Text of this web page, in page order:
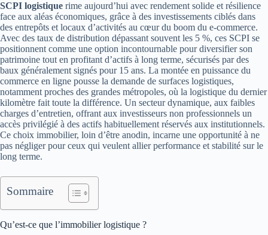
SCPI logistique rime aujourd’hui avec rendement solide et résilience
face aux aléas économiques, grâce à des investissements ciblés dans
des entrepôts et locaux d’activités au cœur du boom du e-commerce.
Avec des taux de distribution dépassant souvent les 5 %, ces SCPI se
positionnent comme une option incontournable pour diversifier son
patrimoine tout en profitant d’actifs à long terme, sécurisés par des
baux généralement signés pour 15 ans. La montée en puissance du
commerce en ligne pousse la demande de surfaces logistiques,
notamment proches des grandes métropoles, où la logistique du dernier
kilomètre fait toute la différence. Un secteur dynamique, aux faibles
charges d’entretien, offrant aux investisseurs non professionnels un
accès privilégié à des actifs habituellement réservés aux institutionnels.
Ce choix immobilier, loin d’être anodin, incarne une opportunité à ne
pas négliger pour ceux qui veulent allier performance et stabilité sur le
long terme.
Sommaire
Qu’est-ce que l’immobilier logistique ?